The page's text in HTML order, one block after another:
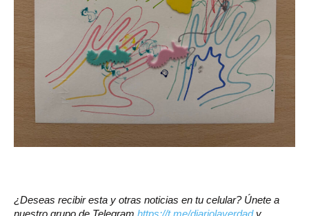
¿Deseas recibir esta y otras noticias en tu celular? Únete a
nuestro grupo de Telegram https://t.me/diariolaverdady